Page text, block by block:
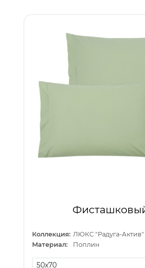
Коллекция: ЛЮКС "Радуга-Актив"
Материал:
Поплин